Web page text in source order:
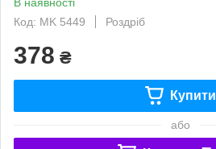
Код: MK 5449
Роздріб
378 ₴
Купити
або